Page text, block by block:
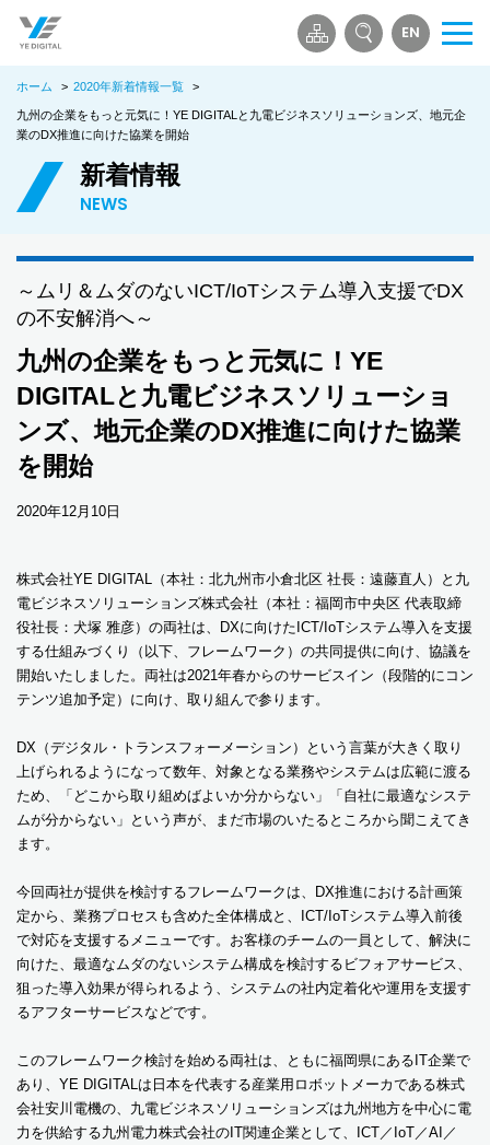
EN
メ
ー
ホーム > 2020年新着情報一覧 >
九州の企業をもっと元気に！YE DIGITALと九電ビジネスソリューションズ、地元企
業のDX推進に向けた協業を開始
新着情報
NEWS
～ムリ＆ムダのないICT/IoTシステム導入支援でDX
の不安解消へ～
九州の企業をもっと元気に！YE
DIGITALと九電ビジネスソリューショ
ンズ、地元企業のDX推進に向けた協業
を開始
2020年12月10日
株式会社YE DIGITAL（本社：北九州市小倉北区 社長：遠藤直人）と九
電ビジネスソリューションズ株式会社（本社：福岡市中央区 代表取締
役社長：犬塚 雅彦）の両社は、DXに向けたICT/IoTシステム導入を支援
する仕組みづくり（以下、フレームワーク）の共同提供に向け、協議を
開始いたしました。両社は2021年春からのサービスイン（段階的にコン
テンツ追加予定）に向け、取り組んで参ります。
DX（デジタル・トランスフォーメーション）という言葉が大きく取り
上げられるようになって数年、対象となる業務やシステムは広範に渡る
ため、「どこから取り組めばよいか分からない」「自社に最適なシステ
ムが分からない」という声が、まだ市場のいたるところから聞こえてき
ます。
今回両社が提供を検討するフレームワークは、DX推進における計画策
定から、業務プロセスも含めた全体構成と、ICT/IoTシステム導入前後
で対応を支援するメニューです。お客様のチームの一員として、解決に
向けた、最適なムダのないシステム構成を検討するビフォアサービス、
狙った導入効果が得られるよう、システムの社内定着化や運用を支援す
るアフターサービスなどです。
このフレームワーク検討を始める両社は、ともに福岡県にあるIT企業で
あり、YE DIGITALは日本を代表する産業用ロボットメーカである株式
会社安川電機の、九電ビジネスソリューションズは九州地方を中心に電
力を供給する九州電力株式会社のIT関連企業として、ICT／IoT／AI／